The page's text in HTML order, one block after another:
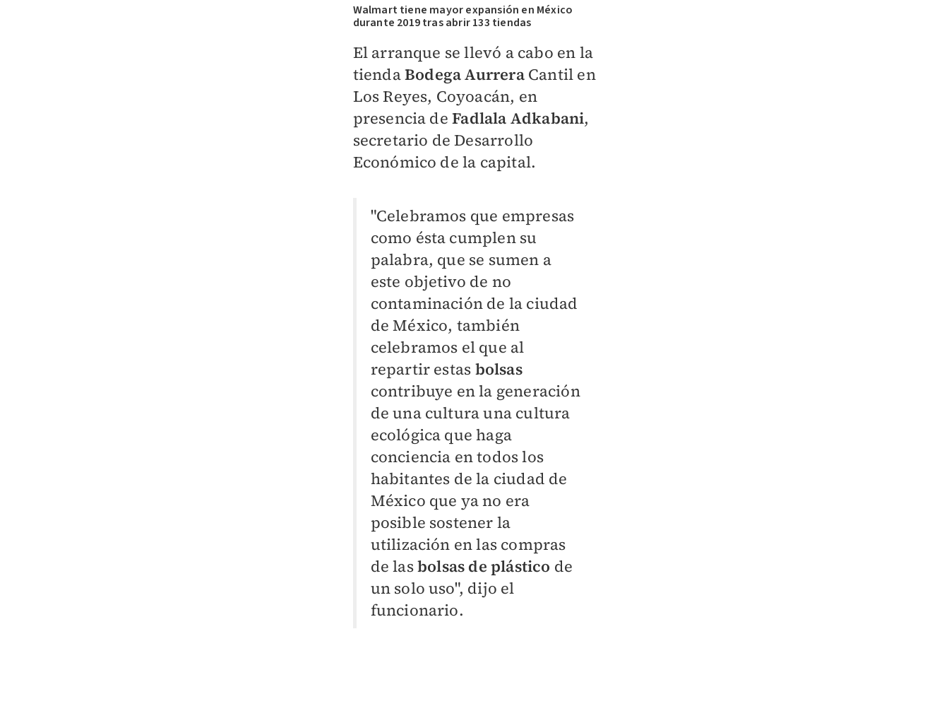
Walmart tiene mayor expansión en México
durante 2019 tras abrir 133 tiendas
El arranque se llevó a cabo en la
tiendaBodega Aurrera Cantil en
Los Reyes, Coyoacán, en
presencia deFadlala Adkabani,
secretario de Desarrollo
Económico de la capital.
"Celebramos que empresas
como ésta cumplen su
palabra, que se sumen a
este objetivo de no
contaminación de la ciudad
de México, también
celebramos el que al
repartir estas bolsas
contribuye en la generación
de una cultura una cultura
ecológica que haga
conciencia en todos los
habitantes de la ciudad de
México que ya no era
posible sostener la
utilización en las compras
de lasbolsas de plástico de
un solo uso", dijo el
funcionario.